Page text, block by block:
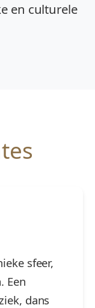
en culturele
sfeer,
Een
dans